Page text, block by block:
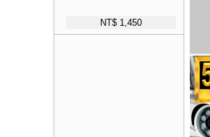
NT$ 1,450